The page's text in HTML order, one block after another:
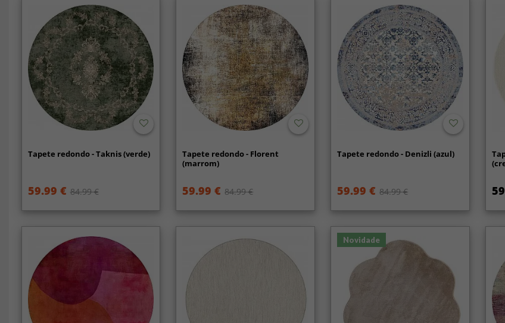
Tapete redondo - Taknis (verde)
59.99 € 84.99 €
Tapete redondo - Florent
(marrom)
59.99 € 84.99 €
Tapete redondo - Denizli (azul)
59.99 € 84.99 €
Novidade